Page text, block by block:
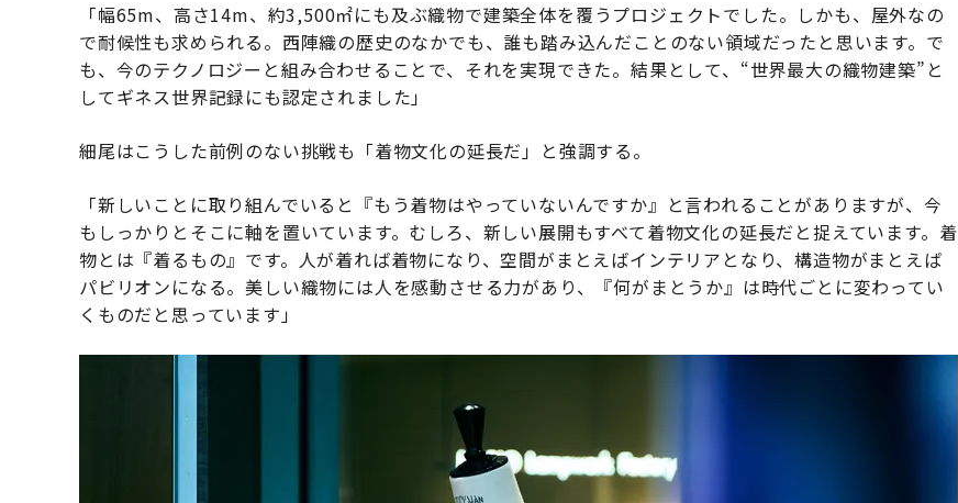
「幅65m、高さ14m、約3,500㎡にも及ぶ織物で建築全体を覆うプロジェクトでした。しかも、屋外なの
で耐候性も求められる。西陣織の歴史のなかでも、誰も踏み込んだことのない領域だったと思います。で
も、今のテクノロジーと組み合わせることで、それを実現できた。結果として、“世界最大の織物建築”と
してギネス世界記録にも認定されました」
細尾はこうした前例のない挑戦も「着物文化の延長だ」と強調する。
「新しいことに取り組んでいると『もう着物はやっていないんですか』と言われることがありますが、今
もしっかりとそこに軸を置いています。むしろ、新しい展開もすべて着物文化の延長だと捉えています。着
物とは『着るもの』です。人が着れば着物になり、空間がまとえばインテリアとなり、構造物がまとえば
パビリオンになる。美しい織物には人を感動させる力があり、『何がまとうか』は時代ごとに変わってい
くものだと思っています」